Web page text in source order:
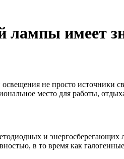
лампы имеет
место для работы,
и
в то время как